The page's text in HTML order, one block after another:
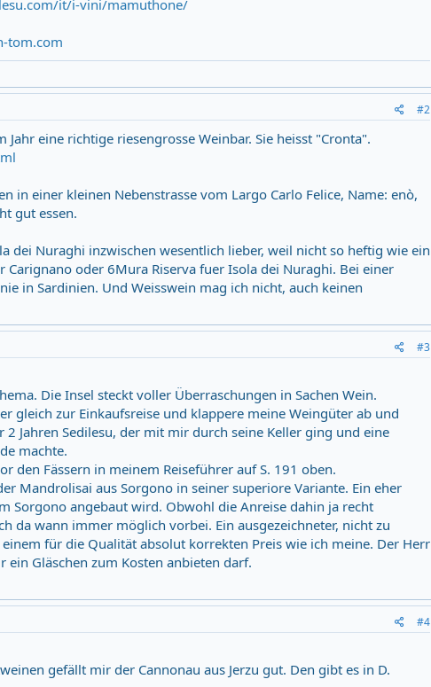
it/i-vini/mamuthone/
tom.com
#2
eine richtige riesengrosse Weinbar. Sie heisst "Cronta".
in einer kleinen Nebenstrasse vom Largo Carlo Felice, Name: enò,
gut essen.
dei Nuraghi inzwischen wesentlich lieber, weil nicht so heftig wie ein
Carignano oder 6Mura Riserva fuer Isola dei Nuraghi. Bei einer
in Sardinien. Und Weisswein mag ich nicht, auch keinen
#3
Die Insel steckt voller Überraschungen in Sachen Wein.
gleich zur Einkaufsreise und klappere meine Weingüter ab und
2 Jahren Sedilesu, der mit mir durch seine Keller ging und eine
machte.
den Fässern in meinem Reiseführer auf S. 191 oben.
Mandrolisai aus Sorgono in seiner superiore Variante. Ein eher
Sorgono angebaut wird. Obwohl die Anreise dahin ja recht
da wann immer möglich vorbei. Ein ausgezeichneter, nicht zu
für die Qualität absolut korrekten Preis wie ich meine. Der Herr
Gläschen zum Kosten anbieten darf.
#4
gefällt mir der Cannonau aus Jerzu gut. Den gibt es in D.